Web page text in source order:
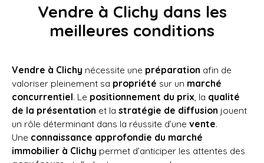
Vendre à Clichy dans les
meilleures conditions
Vendre à Clichy nécessite une préparation afin de
valoriser pleinement sa propriété sur un marché
concurrentiel. Le positionnement du prix , la qualité
de la présentation et la stratégie de diffusion jouent
un rôle déterminant dans la réussite d’une vente.
Une connaissance approfondie du marché
immobilier à Clichy permet d’anticiper les attentes des